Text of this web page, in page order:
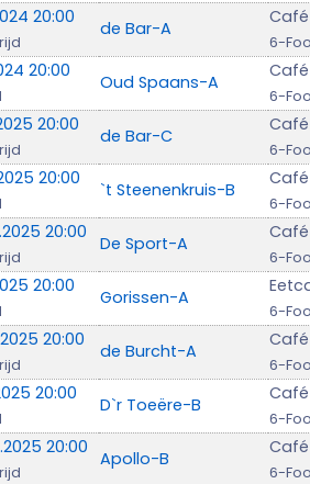
20:00
de Bar-A
6-
20:00
Oud Spaans-A
6-
20:00
de Bar-C
6-
20:00
`t Steenenkruis-B
6-
20:00
De Sport-A
6-
20:00
Gorissen-A
6-
20:00
de Burcht-A
6-
20:00
D`r Toeëre-B
6-
20:00
Apollo-B
6-